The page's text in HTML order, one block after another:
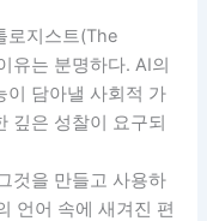
로지스트(The
유는 분명하다. AI의
이 담아낼 사회적 가
깊은 성찰이 요구되
것을 만들고 사용하
언어 속에 새겨진 편